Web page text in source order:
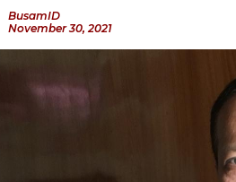
BusamID
November 30, 2021